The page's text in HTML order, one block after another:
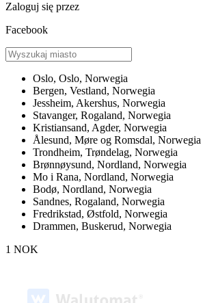
Zaloguj się przez
Facebook
Oslo, Oslo, Norwegia
Bergen, Vestland, Norwegia
Jessheim, Akershus, Norwegia
Stavanger, Rogaland, Norwegia
Kristiansand, Agder, Norwegia
Ålesund, Møre og Romsdal, Norwegia
Trondheim, Trøndelag, Norwegia
Brønnøysund, Nordland, Norwegia
Mo i Rana, Nordland, Norwegia
Bodø, Nordland, Norwegia
Sandnes, Rogaland, Norwegia
Fredrikstad, Østfold, Norwegia
Drammen, Buskerud, Norwegia
1 NOK